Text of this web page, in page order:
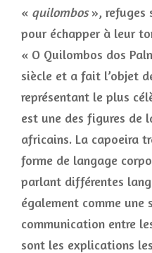
« quilombos», refuges
pour échapper à leur
« O Quilombos dos
siècle et a fait l’objet
représentant le plus
est une des figures de
africains. La capoeira
forme de langage
parlant différentes
également comme une
communication entre
sont les explications